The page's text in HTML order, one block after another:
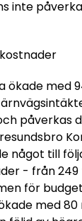
inte
ökade med
påverkas
något till
- från 249
för
med 80